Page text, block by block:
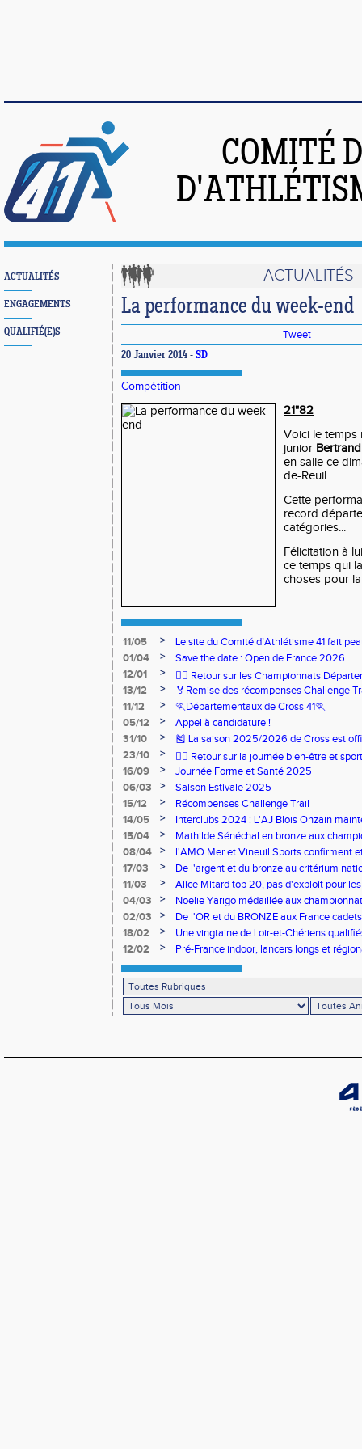
COMITÉ
ACTUALITÉS
ENGAGEMENTS
QUALIFIÉ(E)S
ACTUALITÉS
La performance du week-end
Tweet
20 Janvier 2014 - SD
Compétition
21"82
Voici le temps
junior
en salle ce
de-Reuil.
Cette
record
catégories...
Félicitation à
ce temps qui
choses pour
11/05 >
Le site du Comité d’Athlétisme 41 fait
01/04
>
Save the date : Open de France 2026
12/01
>
🏃‍♂️ Retour sur les Championnats
13/12
>
🏅Remise des récompenses Challenge
11/12
>
🏃Départementaux de Cross 41🏃
05/12
>
Appel à candidature !
31/10
>
🎽 La saison 2025/2026 de Cross est
23/10
>
🧘‍♀️ Retour sur la journée bien-être et
16/09
>
Journée Forme et Santé 2025
06/03
>
Saison Estivale 2025
15/12
>
Récompenses Challenge Trail
14/05
>
Interclubs 2024 : L'AJ Blois Onzain
Romorantin en N2B
15/04 >
Mathilde Sénéchal en bronze aux
08/04
>
l'AMO Mer et Vineuil Sports confirment
benjamins
17/03 >
De l'argent et du bronze au critérium
11/03
>
Alice Mitard top 20, pas d'exploit pour
04/03
>
Noelie Yarigo médaillée aux
02/03
>
De l'OR et du BRONZE aux France
18/02
>
Une vingtaine de Loir-et-Chériens
12/02
> Pré-France indoor, lancers longs et